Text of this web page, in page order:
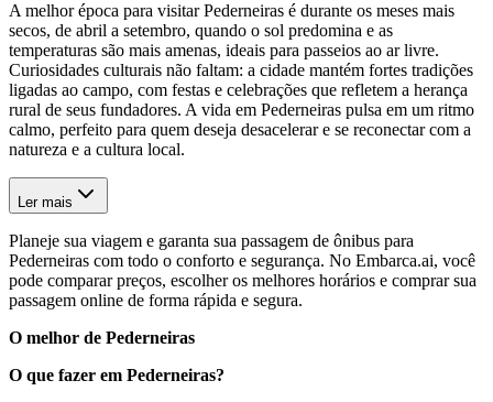
A melhor época para visitar Pederneiras é durante os meses mais
secos, de abril a setembro, quando o sol predomina e as
temperaturas são mais amenas, ideais para passeios ao ar livre.
Curiosidades culturais não faltam: a cidade mantém fortes tradições
ligadas ao campo, com festas e celebrações que refletem a herança
rural de seus fundadores. A vida em Pederneiras pulsa em um ritmo
calmo, perfeito para quem deseja desacelerar e se reconectar com a
natureza e a cultura local.
Ler mais
Planeje sua viagem e garanta sua passagem de ônibus para
Pederneiras com todo o conforto e segurança. No Embarca.ai, você
pode comparar preços, escolher os melhores horários e comprar sua
passagem online de forma rápida e segura.
O melhor de Pederneiras
O que fazer em Pederneiras?